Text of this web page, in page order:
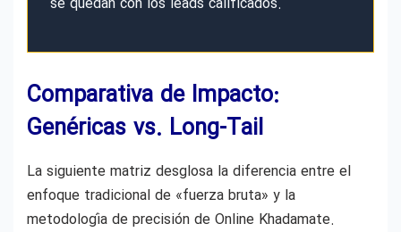
Comparativa de Impacto:
Genéricas vs. Long-Tail
La siguiente matriz desglosa la diferencia entre el
enfoque tradicional de «fuerza bruta» y la
metodología de precisión de Online Khadamate.